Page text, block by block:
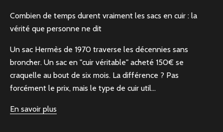
Combien de temps durent vraiment les sacs en cuir : la
vérité que personne ne dit
Un sac Hermès de 1970 traverse les décennies sans
broncher. Un sac en "cuir véritable" acheté 150€ se
craquelle au bout de six mois. La différence ? Pas
forcément le prix, mais le type de cuir util...
En savoir plus